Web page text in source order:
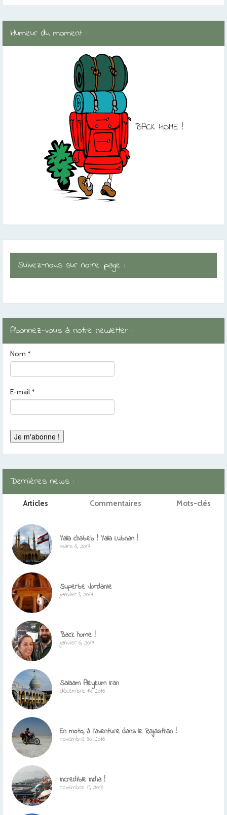
Humeur du moment :
BACK HOME !
Suivez-nous sur notre page :
Abonnez-vous à notre newletter :
Nom *
E-mail *
Dernières news :
Articles Commentaires Mots-clés
Yalla chabeb ! Yalla Lubnan !
mars 6, 2017
Superbe Jordanie
janvier 9, 2017
Back home !
janvier 6, 2017
Salaam Aleykum Iran
décembre 14, 2016
En moto, à l’aventure dans le Rajasthan !
novembre 30, 2016
Incredible India !
novembre 19, 2016